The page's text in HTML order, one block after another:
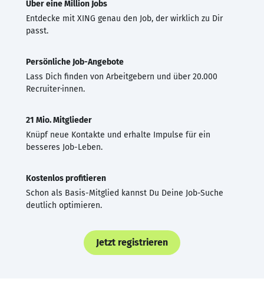
Über eine Million Jobs
Entdecke mit XING genau den Job, der wirklich zu Dir
passt.
Persönliche Job-Angebote
Lass Dich finden von Arbeitgebern und über 20.000
Recruiter·innen.
21 Mio. Mitglieder
Knüpf neue Kontakte und erhalte Impulse für ein
besseres Job-Leben.
Kostenlos profitieren
Schon als Basis-Mitglied kannst Du Deine Job-Suche
deutlich optimieren.
Jetzt registrieren